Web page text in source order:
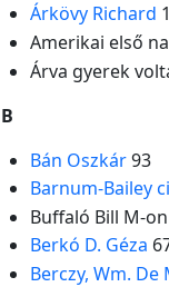
Árkövy Richard
Amerikai első
Árva gyerek
B
Bán Oszkár93
Barnum-Bailey
Buffaló Bill M-
Berkó D. Géza
Berczy, Wm. De